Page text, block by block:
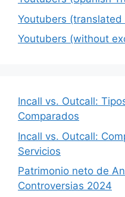
Youtubers (translated
Youtubers (without
Incall vs. Outcall:
Comparados
Incall vs. Outcall:
Servicios
Patrimonio neto de
Controversias 2024